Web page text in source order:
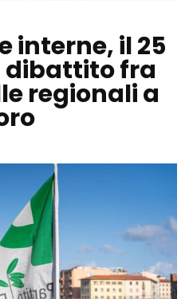
interne, il 25
dibattito fra
regionali a